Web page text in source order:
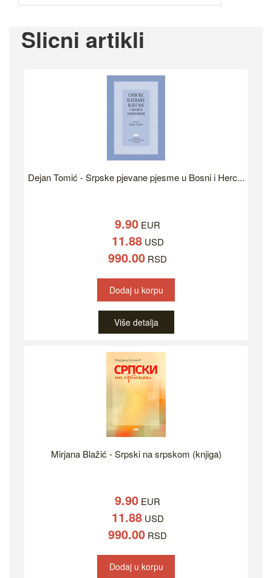
Slicni artikli
Dejan Tomić - Srpske pjevane pjesme u Bosni i Herc...
9.90 EUR
11.88USD
990.00 RSD
Dodaj u korpu
Više detalja
Mirjana Blažić - Srpski na srpskom (knjiga)
9.90 EUR
11.88USD
990.00 RSD
Dodaj u korpu